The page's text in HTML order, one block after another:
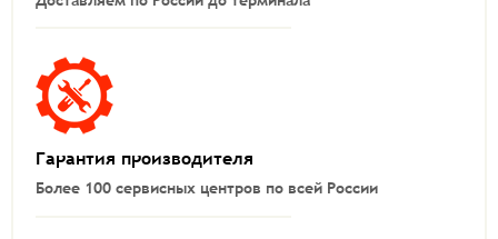
Гарантия производителя
Более 100 сервисных центров по всей России